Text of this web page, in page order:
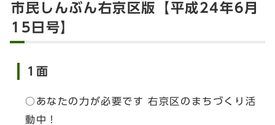
市民しんぶん右京区版【平成24年6月
15日号】
1面
○あなたの力が必要です 右京区のまちづくり活
動中！